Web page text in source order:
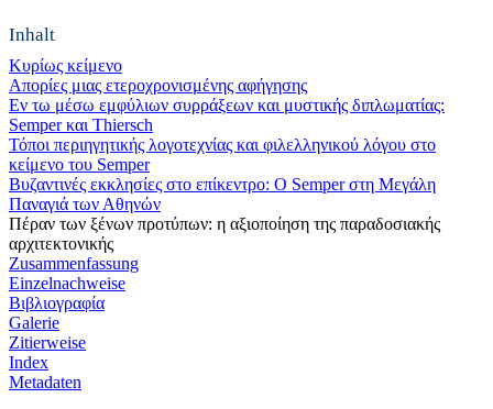
Inhalt
Κυρίως κείμενο
Απορίες μιας ετεροχρονισμένης αφήγησης
Εν τω μέσω εμφύλιων συρράξεων και μυστικής διπλωματίας:
Semper και Τhiersch
Τόποι περιηγητικής λογοτεχνίας και φιλελληνικού λόγου στο
κείμενο του Semper
Βυζαντινές εκκλησίες στο επίκεντρο: Ο Semper στη Μεγάλη
Παναγιά των Αθηνών
Πέραν των ξένων προτύπων: η αξιοποίηση της παραδοσιακής
αρχιτεκτονικής
Zusammenfassung
Einzelnachweise
Βιβλιογραφία
Galerie
Zitierweise
Index
Metadaten